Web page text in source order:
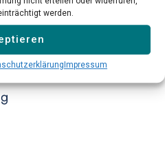
werden.
Impressum
RCI 100
RCI 700